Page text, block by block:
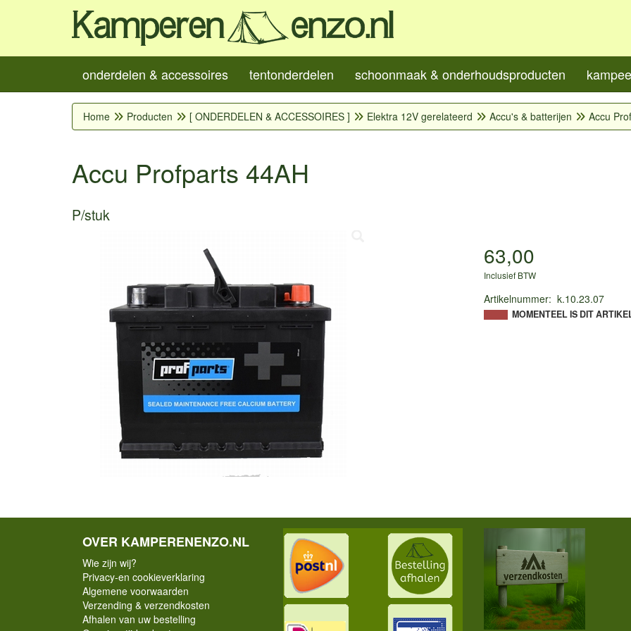
onderdelen & accessoires tentonderdelen schoonmaak & onderhoudsproducten
Home Producten [ ONDERDELEN & ACCESSOIRES ] Elektra 12V gerelateerd Accu's & batterijen Accu
Accu Profparts 44AH
P/stuk
63,00
Inclusief BTW
Artikelnummer: k.10.23.07
MOMENTEEL IS DIT
OVER KAMPERENENZO.NL
Wie zijn wij?
Privacy-en cookieverklaring
Algemene voorwaarden
Verzending & verzendkosten
Afhalen van uw bestelling